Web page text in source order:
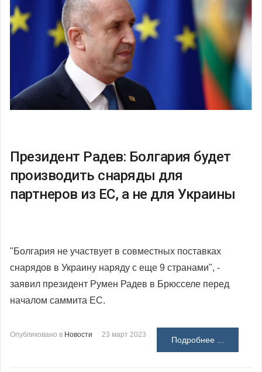
Президент Радев: Болгария будет
производить снаряды для
партнеров из ЕС, а не для Украины
"Болгария не участвует в совместных поставках
снарядов в Украину наряду с еще 9 странами", -
заявил президент Румен Радев в Брюсселе перед
началом саммита ЕС.
Опубликовано в Новости 23 март 2023
Подробнее ...